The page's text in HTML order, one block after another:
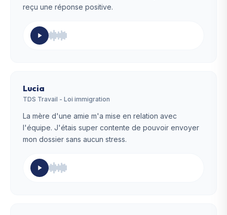
reçu une réponse positive.
Lucia
TDS Travail - Loi immigration
La mère d'une amie m'a mise en relation avec
l'équipe. J'étais super contente de pouvoir envoyer
mon dossier sans aucun stress.